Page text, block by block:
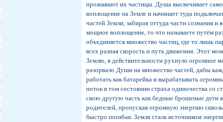
проживают их частицы. Душа высвечивает
воплощение на Земле и начинает туда
частей Земли, забирая оттуда части сознания и
мощное воплощение, то что называете путём
объединяется множество частиц, где то лишь
всех разная скорость и путь движения. Этот
Землю, в действительности рухнуло огромное
разорвало Души на множество частей, дабы
работать как батарейка и вырабатывать
поток в том состоянии страха одиночества со
свою другую часть как бедные брошеные дети
родителей, пропуская огромную энергию
быстро погибая. Земля стала источником